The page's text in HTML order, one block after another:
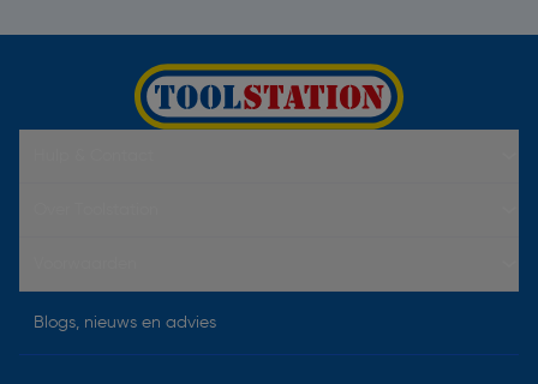
Blogs, nieuws en advies